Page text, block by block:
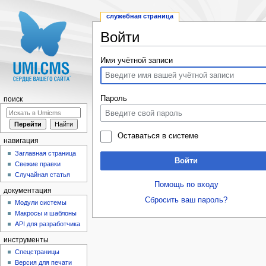
Войти
Имя учётной записи
Пароль
Оставаться в системе
Войти
Помощь по входу
Сбросить ваш пароль?
служебная страница
поиск
навигация
Заглавная страница
Свежие правки
Случайная статья
документация
Модули системы
Макросы и шаблоны
API для разработчика
инструменты
Спецстраницы
Версия для печати